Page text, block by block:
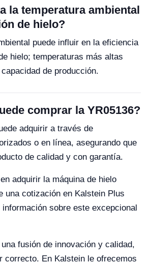
la temperatura ambiental
de hielo?
puede influir en la eficiencia
hielo; temperaturas más altas
de producción.
comprar la YR05136?
adquirir a través de
o en línea, asegurando que
de calidad y con garantía.
adquirir la máquina de hielo
una cotización en Kalstein Plus
sobre este excepcional
fusión de innovación y calidad,
correcto. En Kalstein le ofrecemos